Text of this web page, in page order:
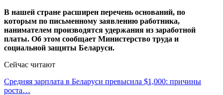
В нашей стране расширен перечень оснований, по
которым по письменному заявлению работника,
нанимателем производятся удержания из заработной
платы. Об этом сообщает Министерство труда и
социальной защиты Беларуси.
Сейчас читают
Средняя зарплата в Беларуси превысила $1,000: причины
роста…